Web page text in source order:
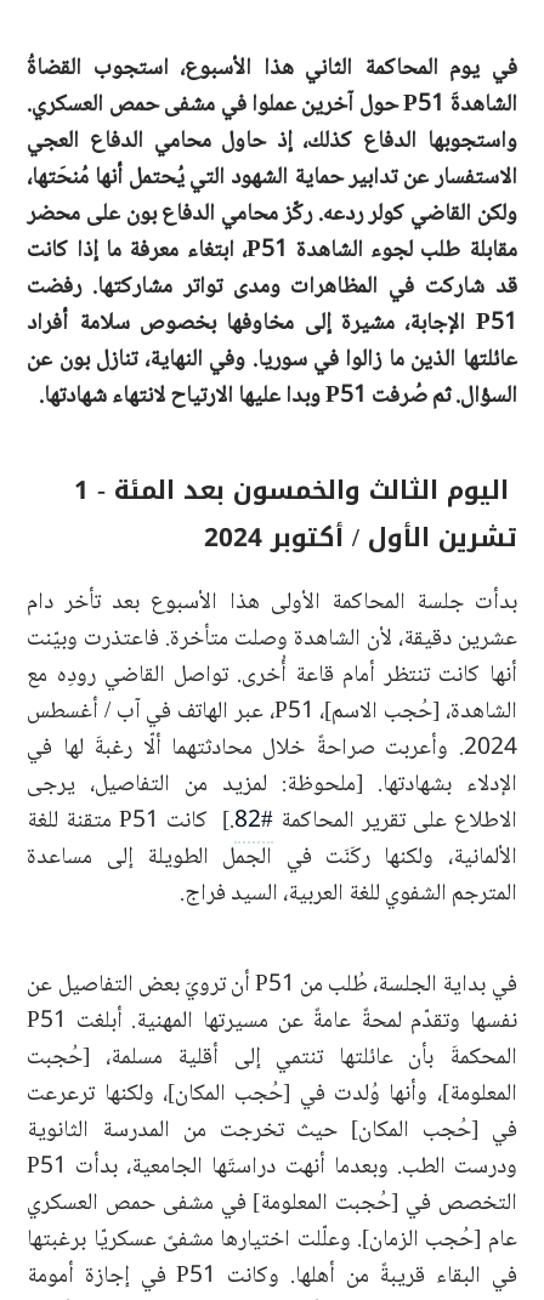
في يوم المحاكمة الثاني هذا الأسبوع، استجوب القضاةُ
الشاهدةَ P51 حول آخرين عملوا في مشفى حمص العسكري.
واستجوبها الدفاع كذلك، إذ حاول محامي الدفاع العجي
الاستفسار عن تدابير حماية الشهود التي يُحتمل أنها مُنحَتها،
ولكن القاضي كولر ردعه. ركّز محامي الدفاع بون على محضر
مقابلة طلب لجوء الشاهدة P51، ابتغاء معرفة ما إذا كانت
قد شاركت في المظاهرات ومدى تواتر مشاركتها. رفضت
P51 الإجابة، مشيرة إلى مخاوفها بخصوص سلامة أفراد
عائلتها الذين ما زالوا في سوريا. وفي النهاية، تنازل بون عن
السؤال. ثم صُرفت P51 وبدا عليها الارتياح لانتهاء شهادتها.
اليوم الثالث والخمسون بعد المئة - 1
تشرين الأول / أكتوبر 2024
بدأت جلسة المحاكمة الأولى هذا الأسبوع بعد تأخر دام
عشرين دقيقة، لأن الشاهدة وصلت متأخرة. فاعتذرت وبيّنت
أنها كانت تنتظر أمام قاعة أُخرى. تواصل القاضي رودِه مع
الشاهدة، [حُجب الاسم]، P51، عبر الهاتف في آب / أغسطس
2024. وأعربت صراحةً خلال محادثتهما ألّا رغبةَ لها في
الإدلاء بشهادتها. [ملحوظة: لمزيد من التفاصيل، يرجى
الاطلاع على تقرير المحاكمة#82
.] كانت P51 متقنة للغة
الألمانية، ولكنها ركَنَت في الجمل الطويلة إلى مساعدة
المترجم الشفوي للغة العربية، السيد فراج.
في بداية الجلسة، طُلب من P51 أن ترويَ بعض التفاصيل عن
نفسها وتقدّم لمحةً عامةً عن مسيرتها المهنية. أبلغت P51
المحكمةَ بأن عائلتها تنتمي إلى أقلية مسلمة، [حُجبت
المعلومة]، وأنها وُلدت في [حُجب المكان]، ولكنها ترعرعت
في [حُجب المكان] حيث تخرجت من المدرسة الثانوية
ودرست الطب. وبعدما أنهت دراستَها الجامعية، بدأت P51
التخصص في [حُجبت المعلومة] في مشفى حمص العسكري
عام [حُجب الزمان]. وعلّلت اختيارها مشفىً عسكريّا برغبتها
في البقاء قريبةً من أهلها. وكانت P51 في إجازة أمومة